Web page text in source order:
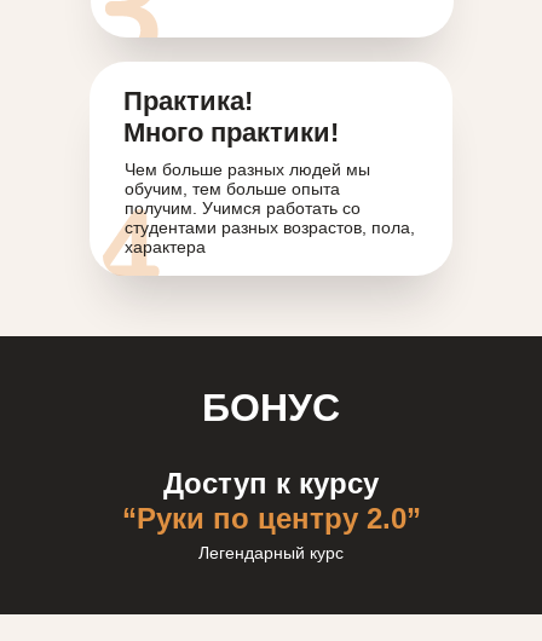
Практика!
Много практики!
Чем больше разных людей мы
обучим, тем больше опыта
получим. Учимся работать со
студентами разных возрастов, пола,
характера
БОНУС
“Руки по центру 2.0”
Доступ к курсу
Легендарный курс